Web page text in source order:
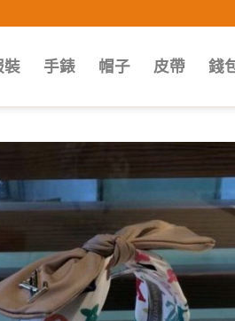
裝 手錶 帽子 皮帶 錢